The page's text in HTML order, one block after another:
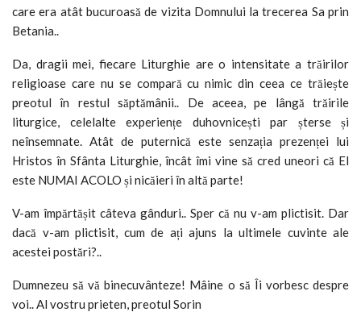
care era atât bucuroasă de vizita Domnului la trecerea Sa prin
Betania..
Da, dragii mei, fiecare Liturghie are o intensitate a trăirilor
religioase care nu se compară cu nimic din ceea ce trăiește
preotul în restul săptămânii.. De aceea, pe lângă trăirile
liturgice, celelalte experiențe duhovnicești par șterse și
neînsemnate. Atât de puternică este senzația prezenței lui
Hristos în Sfânta Liturghie, încât îmi vine să cred uneori că El
este NUMAI ACOLO și nicăieri în altă parte!
V-am împărtășit câteva gânduri.. Sper că nu v-am plictisit. Dar
dacă v-am plictisit, cum de ați ajuns la ultimele cuvinte ale
acestei postări?..
Dumnezeu să vă binecuvânteze! Mâine o să Îi vorbesc despre
voi.. Al vostru prieten, preotul Sorin